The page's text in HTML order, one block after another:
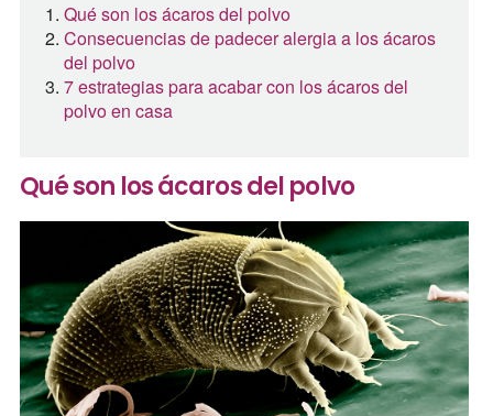
Qué son los ácaros del polvo
Consecuencias de padecer alergia a los ácaros
del polvo
7 estrategias para acabar con los ácaros del
polvo en casa
Qué son los ácaros del polvo